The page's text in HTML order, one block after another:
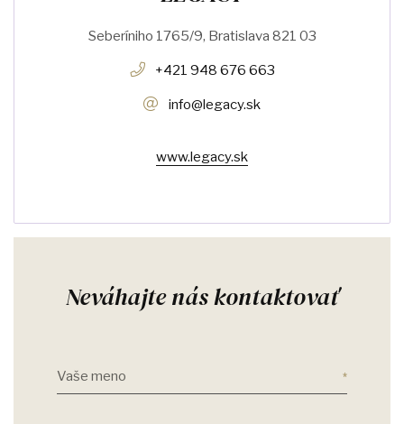
Seberíniho 1765/9, Bratislava 821 03
+421 948 676 663
info@legacy.sk
www.legacy.sk
Neváhajte nás kontaktovať
Vaše meno